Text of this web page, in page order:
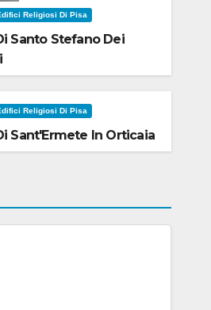
Religiosi Di Pisa
Santo Stefano Dei
Religiosi Di Pisa
Sant'Ermete In Orticaia